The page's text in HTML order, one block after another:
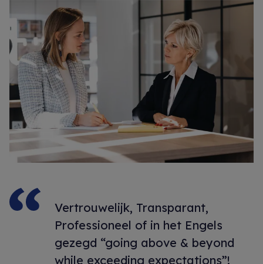
Vertrouwelijk, Transparant,
Professioneel of in het Engels
gezegd “going above & beyond
while exceeding expectations”!